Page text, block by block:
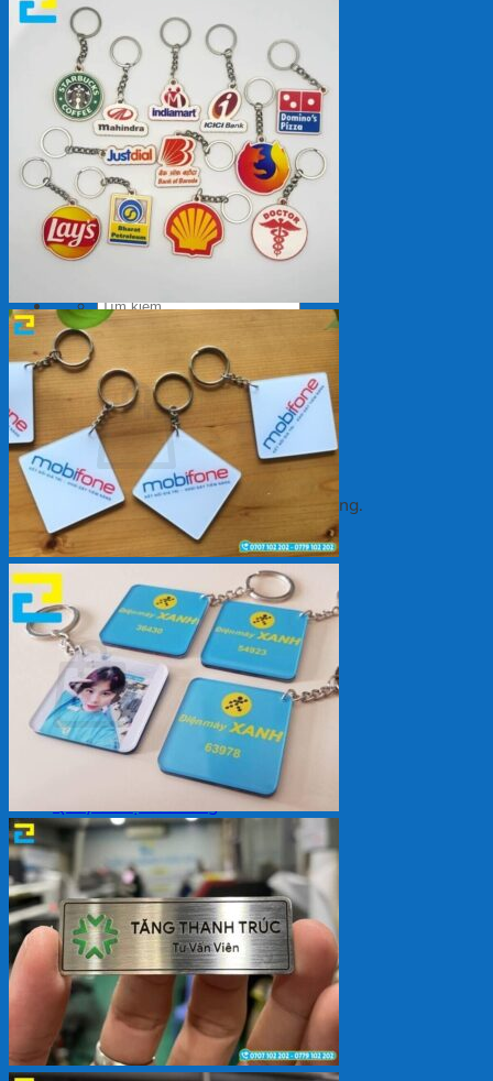
Backdrop
In Tem Nhãn
In Decal
Tin tức
Tin Tức In Kỹ Thuật Số
Tin Tức In UV
Tin tức công ty
Tuyển dụng
Câu hỏi thường gặp
Liên hệ
Tìm
kiếm:
Giỏ hàng /
Chưa có sản phẩm trong giỏ hàng.
Quay trở lại cửa hàng
Giỏ hàng
Chưa có sản phẩm trong giỏ hàng.
Quay trở lại cửa hàng